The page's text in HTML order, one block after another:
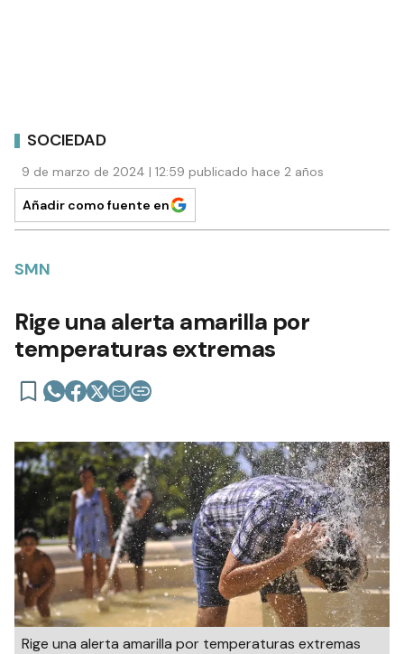
SOCIEDAD
9 de marzo de 2024 | 12:59 publicado hace 2 años
Añadir como fuente en
SMN
Rige una alerta amarilla por
temperaturas extremas
Rige una alerta amarilla por temperaturas extremas